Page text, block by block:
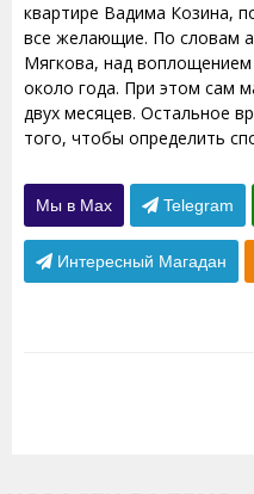
квартире Вадима Козина,
все желающие. По словам
Мягкова, над
около года. При этом сам
двух месяцев. Остальное
того, чтобы определить
Мы в Max Telegram
Интересный Магадан